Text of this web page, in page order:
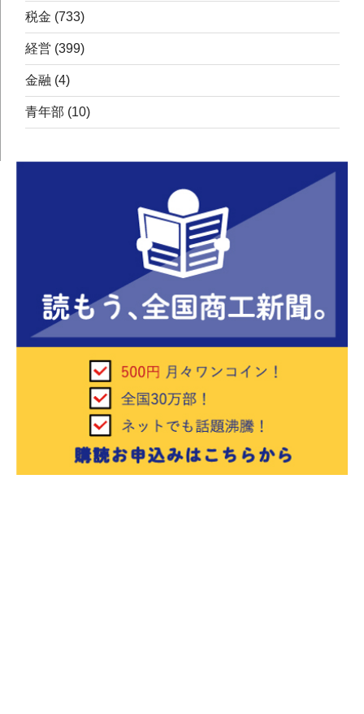
税金 (733)
経営 (399)
金融 (4)
青年部 (10)